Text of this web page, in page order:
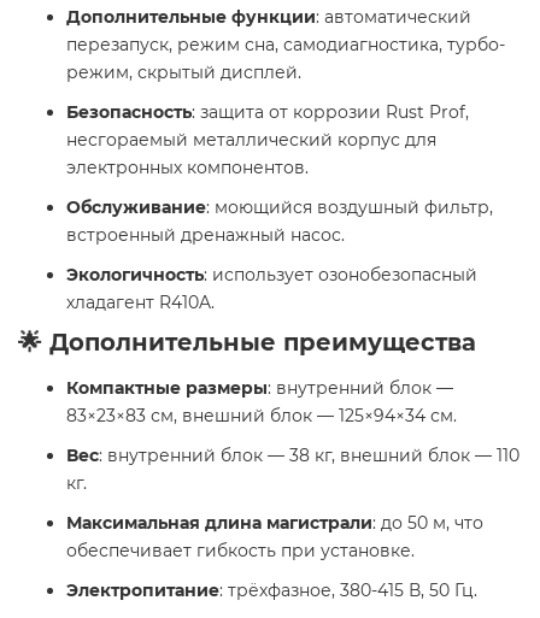
Дополнительные функции: автоматический
перезапуск, режим сна, самодиагностика, турбо-
режим, скрытый дисплей.
Безопасность: защита от коррозии Rust Prof,
несгораемый металлический корпус для
электронных компонентов.
Обслуживание: моющийся воздушный фильтр,
встроенный дренажный насос.
Экологичность: использует озонобезопасный
хладагент R410A.
🌟 Дополнительные преимущества
Компактные размеры: внутренний блок —
83×23×83 см, внешний блок — 125×94×34 см.
Вес: внутренний блок — 38 кг, внешний блок — 110
кг.
Максимальная длина магистрали: до 50 м, что
обеспечивает гибкость при установке.
Электропитание: трёхфазное, 380-415 В, 50 Гц.